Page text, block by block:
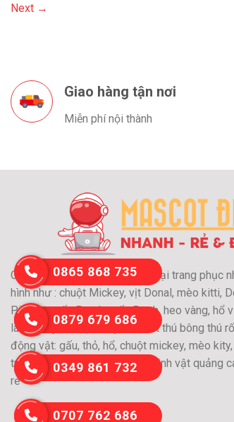
Next →
Giao hàng tận nơi
Miễn phí nội thành
Chuyên may và cho thuê các loại trang phục
hình như : chuột Mickey, vịt Donal, mèo kitti,
Pikachu, gấu Panda, gấu Pooh, heo vàng, hổ
láu….Chuyên nhận may Mascot thú bông thú
động vật: gấu, thỏ, hổ, chuột mickey, mèo
trang phục nhân vật hoạt hình,linh vật quảng
rẻ
0865 868 735
0879 679 686
0349 861 732
0707 762 686